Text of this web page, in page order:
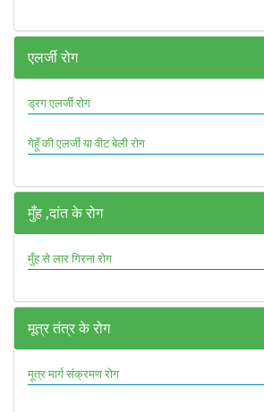
एलर्जी रोग
ड्रग एलर्जी रोग
गेहूँ की एलर्जी या वीट बेली रोग
मुँह ,दांत के रोग
मुँह से लार गिरना रोग
मूत्र तंत्र के रोग
मूत्र मार्ग संक्रमण रोग